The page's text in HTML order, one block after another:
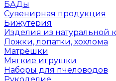
БАДы
Сувенирная продукция
Бижутерия
Изделия из натуральной
Ложки, лопатки, хохлома
Матрёшки
Мягкие игрушки
Наборы для пчеловодов